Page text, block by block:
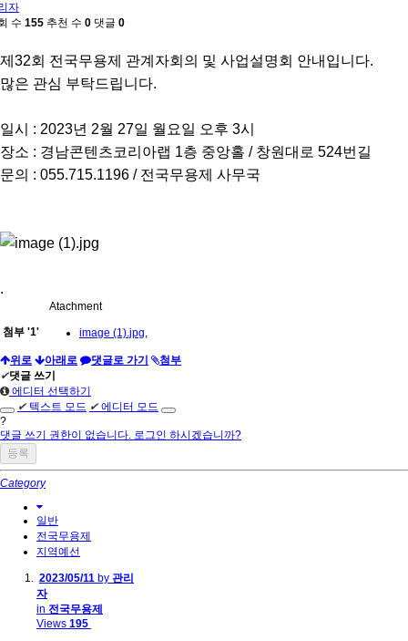
자
수 155 추천 수 0 댓글 0
제32회 전국무용제 관계자회의 및 사업설명회 안내입니다.
많은 관심 부탁드립니다.
일시 : 2023년 2월 27일 월요일 오후 3시
장소 : 경남콘텐츠코리아랩 1층 중앙홀 / 창원대로 524번길
문의 : 055.715.1196 / 전국무용제 사무국
.
Atachment
첨부 '1' image (1).jpg,
위로 아래로 댓글로 가기
첨부
✔댓글 쓰기
에디터 선택하기
✔ 텍스트 모드 ✔에디터 모드
?
댓글 쓰기 권한이 없습니다. 로그인 하시겠습니까?
Category
일반
전국무용제
지역예선
2023/05/11 by 관리
자
in 전국무용제
Views 195